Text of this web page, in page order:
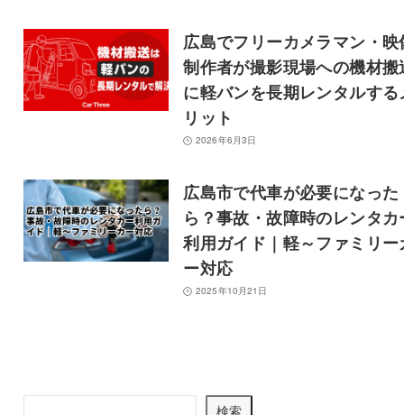
広島でフリーカメラマン・映
制作者が撮影現場への機材搬
に軽バンを長期レンタルする
リット
2026年6月3日
広島市で代車が必要になった
ら？事故・故障時のレンタカ
利用ガイド｜軽～ファミリー
ー対応
2025年10月21日
検索